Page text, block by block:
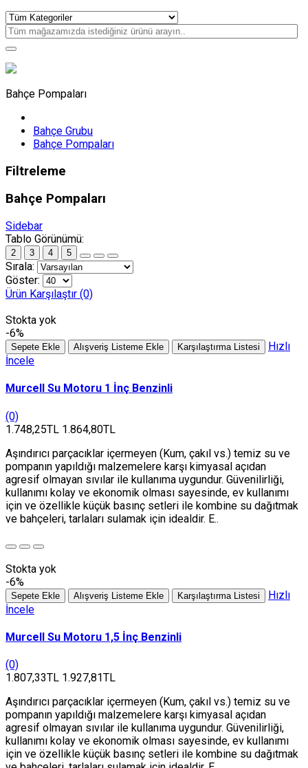
Bahçe Pompaları
Bahçe Grubu
Bahçe Pompaları
Filtreleme
Bahçe Pompaları
Sidebar
Tablo Görünümü:
2 3 4 5
Sırala:
Göster:
Ürün Karşılaştır (0)
Stokta yok
-6%
Sepete Ekle Alışveriş Listeme Ekle Karşılaştırma Listesi
Hızlı
İncele
Murcell Su Motoru 1 İnç Benzinli
(0)
1.748,25TL 1.864,80TL
Aşındırıcı parçacıklar içermeyen (Kum, çakıl vs.) temiz su ve
pompanın yapıldığı malzemelere karşı kimyasal açıdan
agresif olmayan sıvılar ile kullanıma uygundur. Güvenilirliği,
kullanımı kolay ve ekonomik olması sayesinde, ev kullanımı
için ve özellikle küçük basınç setleri ile kombine su dağıtmak
ve bahçeleri, tarlaları sulamak için idealdir. E..
Stokta yok
-6%
Sepete Ekle Alışveriş Listeme Ekle Karşılaştırma Listesi
Hızlı
İncele
Murcell Su Motoru 1,5 İnç Benzinli
(0)
1.807,33TL 1.927,81TL
Aşındırıcı parçacıklar içermeyen (Kum, çakıl vs.) temiz su ve
pompanın yapıldığı malzemelere karşı kimyasal açıdan
agresif olmayan sıvılar ile kullanıma uygundur. Güvenilirliği,
kullanımı kolay ve ekonomik olması sayesinde, ev kullanımı
için ve özellikle küçük basınç setleri ile kombine su dağıtmak